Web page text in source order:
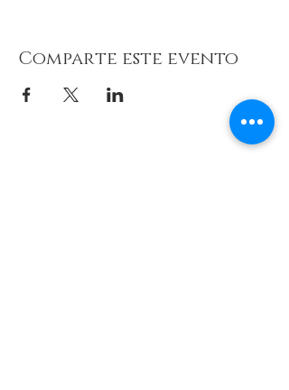
Comparte este evento